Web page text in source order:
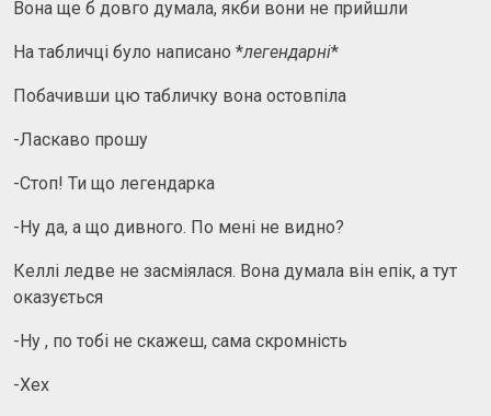
Вона ще б довго думала, якби вони не прийшли
На табличці було написано *легендарні*
Побачивши цю табличку вона остовпіла
-Ласкаво прошу
-Стоп! Ти що легендарка
-Ну да, а що дивного. По мені не видно?
Келлі ледве не засміялася. Вона думала він епік, а тут
оказується
-Ну , по тобі не скажеш, сама скромність
-Хех